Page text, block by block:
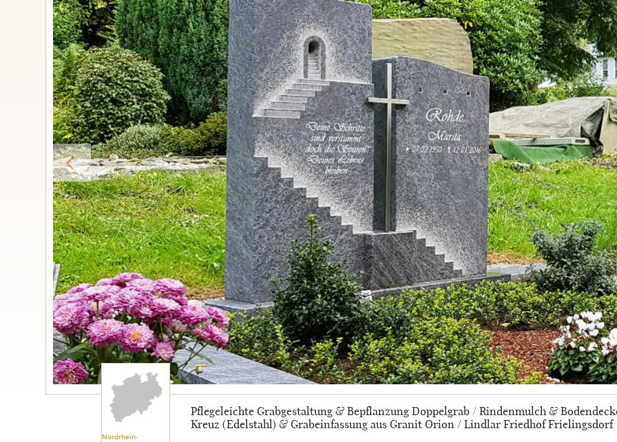
Kindergrabsteine
Urnengrabsteine
STILE
Klassisch
Romantisch
Modern
Zweiteilig
Engel
Stelen
Nordrhein-
Pflegeleichte Grabgestaltung & Bepflanzung Doppelgrab / Rindenmulch &
Kreuz (Edelstahl) & Grabeinfassung aus Granit Orion / Lindlar Friedhof Frielingsdorf